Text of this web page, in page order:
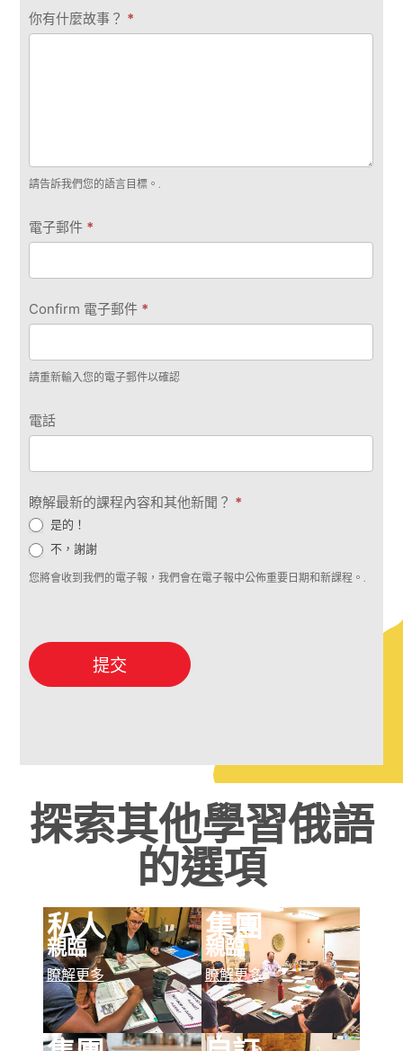
你有什麼故事？ *
請告訴我們您的語言目標。.
電子郵件 *
Confirm 電子郵件 *
請重新輸入您的電子郵件以確認
電話
瞭解最新的課程內容和其他新聞？ *
是的！
不，謝謝
您將會收到我們的電子報，我們會在電子報中公佈重要日期和新課程。.
提交
探索其他學習俄語
的選項
私人
親臨
瞭解更多
集團
親臨
瞭解更多